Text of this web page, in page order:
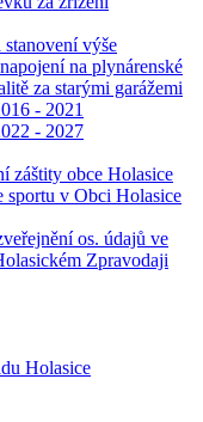
výše
na plynárenské
za starými garážemi
- 2021
- 2027
záštity obce Holasice
sportu v Obci Holasice
os. údajů ve
Zpravodaji
Holasice